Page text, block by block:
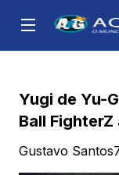
Yugi de Yu-
Ball
Gustavo Santos